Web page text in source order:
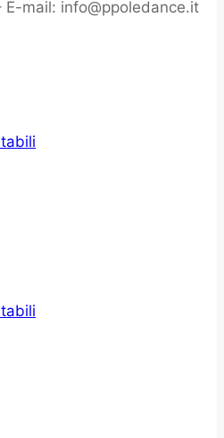
E-mail: info@ppoledance.it